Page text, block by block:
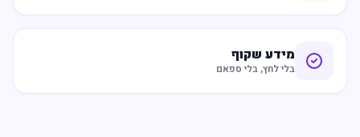
מידע שקוף
בלי לחץ, בלי ספאם